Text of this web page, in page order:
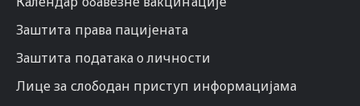
Заштита права пацијената
Заштита података о личности
Лице за слободан приступ информацијама